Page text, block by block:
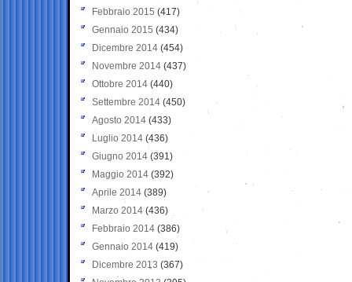
Febbraio 2015 (417)
Gennaio 2015 (434)
Dicembre 2014 (454)
Novembre 2014 (437)
Ottobre 2014 (440)
Settembre 2014 (450)
Agosto 2014 (433)
Luglio 2014 (436)
Giugno 2014 (391)
Maggio 2014 (392)
Aprile 2014 (389)
Marzo 2014 (436)
Febbraio 2014 (386)
Gennaio 2014 (419)
Dicembre 2013 (367)